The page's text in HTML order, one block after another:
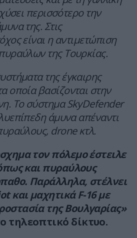
περισσότερο την
της. Στις
είναι η αντιμετώπιση
της Τουρκίας.
της έγκαιρης
οποία βασίζονται στην
Το σύστημα SkyDefender
άμυνα απέναντι
drone κτλ.
τον πόλεμο έστειλε
και πυραύλους
Παράλληλα, στέλνει
και μαχητικά F-16 με
της Βουλγαρίας»
τηλεοπτικό δίκτυο.